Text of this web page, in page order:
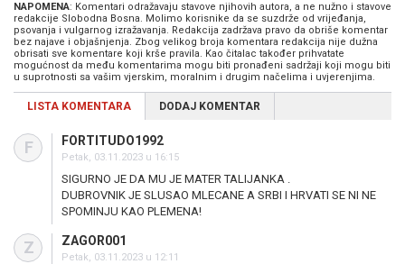
NAPOMENA: Komentari odražavaju stavove njihovih autora, a ne nužno i stavove
redakcije Slobodna Bosna. Molimo korisnike da se suzdrže od vrijeđanja,
psovanja i vulgarnog izražavanja. Redakcija zadržava pravo da obriše komentar
bez najave i objašnjenja. Zbog velikog broja komentara redakcija nije dužna
obrisati sve komentare koji krše pravila. Kao čitalac također prihvatate
mogućnost da među komentarima mogu biti pronađeni sadržaji koji mogu biti
u suprotnosti sa vašim vjerskim, moralnim i drugim načelima i uvjerenjima.
LISTA KOMENTARA DODAJ KOMENTAR
F FORTITUDO1992
Petak, 03.11.2023 u 16:15
SIGURNO JE DA MU JE MATER TALIJANKA .
DUBROVNIK JE SLUSAO MLECANE A SRBI I HRVATI SE NI NE
SPOMINJU KAO PLEMENA!
Z ZAGOR001
Petak, 03.11.2023 u 12:11